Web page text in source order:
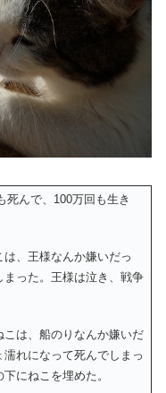
死んで、100万回も生き
、王様なんか嫌いだっ
った。王様は泣き、戦争
は、船のりなんか嫌いだ
れになって死んでしまっ
にねこを埋めた。